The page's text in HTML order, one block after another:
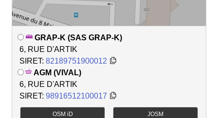
GRAP-K (SAS GRAP-K)
6, RUE D'ARTIK
SIRET: 82189751900012
AGM (VIVAL)
6, RUE D'ARTIK
SIRET: 98916512100017
OSM iD JOSM